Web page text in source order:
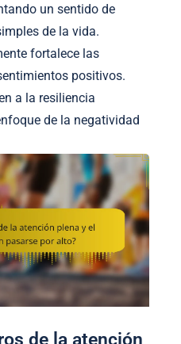
un sentido de
de la vida.
fortalece las
positivos.
a la resiliencia
de la negatividad
de la atención